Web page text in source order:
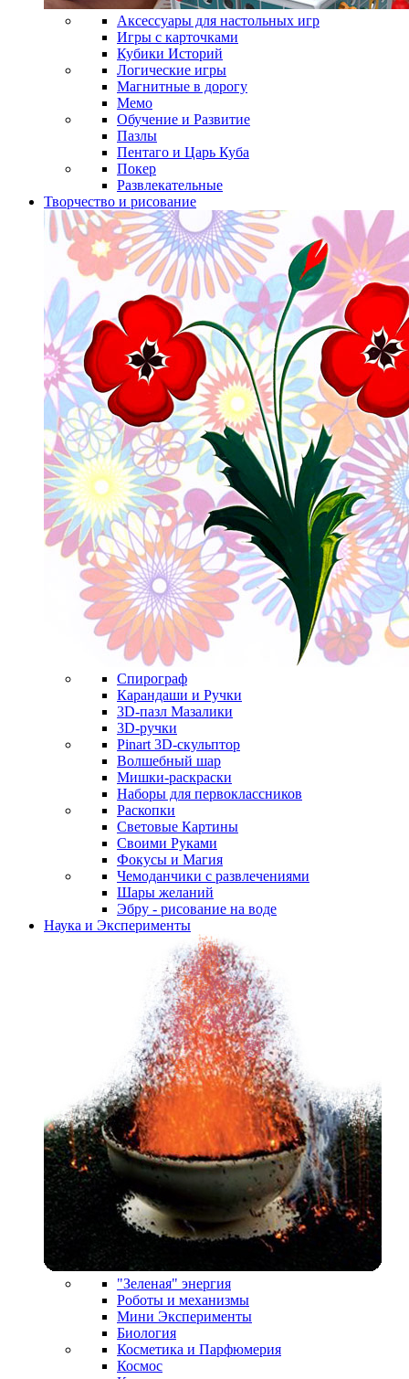
Аксессуары для настольных игр
Игры с карточками
Кубики Историй
Логические игры
Магнитные в дорогу
Мемо
Обучение и Развитие
Пазлы
Пентаго и Царь Куба
Покер
Развлекательные
Творчество и рисование
Спирограф
Карандаши и Ручки
3D-пазл Мазалики
3D-ручки
Pinart 3D-скульптор
Волшебный шар
Мишки-раскраски
Наборы для первоклассников
Раскопки
Световые Картины
Своими Руками
Фокусы и Магия
Чемоданчики с развлечениями
Шары желаний
Эбру - рисование на воде
Наука и Эксперименты
"Зеленая" энергия
Роботы и механизмы
Мини Эксперименты
Биология
Косметика и Парфюмерия
Космос